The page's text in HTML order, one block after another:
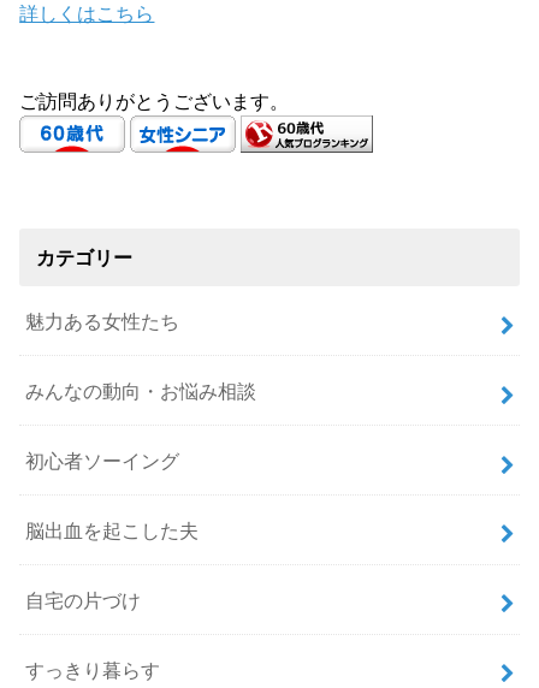
詳しくはこちら
ご訪問ありがとうございます。
カテゴリー
魅力ある女性たち
みんなの動向・お悩み相談
初心者ソーイング
脳出血を起こした夫
自宅の片づけ
すっきり暮らす